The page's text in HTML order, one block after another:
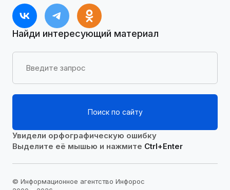
Найди интересующий материал
Поиск по сайту
Увидели орфографическую ошибку
Выделите её мышью и нажмите Ctrl+Enter
© Информационное агентство Инфорос